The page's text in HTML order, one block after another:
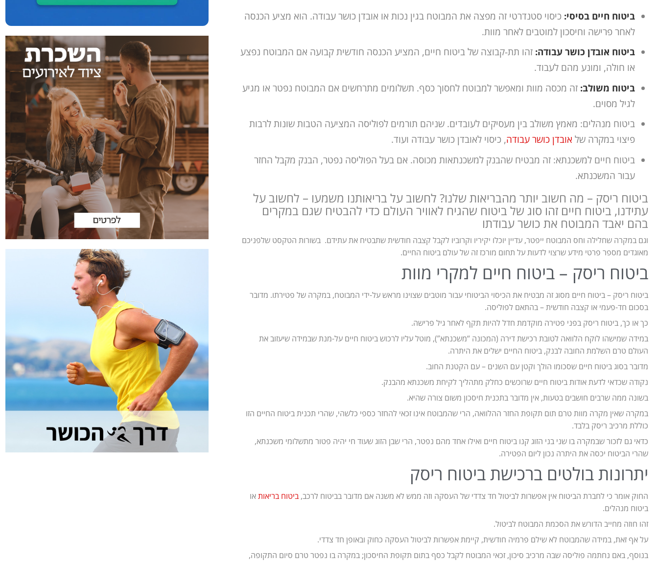
ביטוח חיים בסיסי: כיסוי סטנדרטי זה מפצה את המבוטח בגין נכות או אובדן כושר עבודה. הוא מציע הכנסה
לאחר פרישה וחיסכון למוטבים לאחר מוות.
ביטוח אובדן כושר עבודה: זהו תת-קבוצה של ביטוח חיים, המציע הכנסה חודשית קבועה אם המבוטח נפצע
או חולה, ומונע מהם לעבוד.
ביטוח משולב: זה מכסה מוות ומאפשר למבוטח לחסוך כסף. תשלומים מתרחשים אם המבוטח נפטר או מגיע
לגיל מסוים.
ביטוח מנהלים: מאמץ משולב בין מעסיקים לעובדים. שניהם תורמים לפוליסה המציעה הטבות שונות לרבות
פיצוי במקרה של אובדן כושר עבודה, כיסוי לאובדן כושר עבודה ועוד.
ביטוח חיים למשכנתא: זה מבטיח שהבנק למשכנתאות מכוסה. אם בעל הפוליסה נפטר, הבנק מקבל החזר
עבור המשכנתא.
ביטוח ריסק – מה חשוב יותר מהבריאות שלנו? לחשוב על בריאותנו משמעו – לחשוב על
עתידנו, ביטוח חיים זהו סוג של ביטוח שהגיח לאוויר העולם כדי להבטיח שגם במקרים
בהם יאבד המבוטח את כושר עבודתו
וגם במקרה שחלילה וחס המבוטח ייפטר, עדיין יוכלו יקיריו וקרוביו לקבל קצבה חודשית שתבטיח את עתידם. בשורות הטקסט שלפניכם
מאוגדים מספר פרטי מידע שרצוי לדעות על תחום מורכז זה של עולם ביטוח החיים.
ביטוח ריסק – ביטוח חיים למקרי מוות
ביטוח ריסק – ביטוח חיים מסוג זה מבטיח את הכיסוי הביטוחי עבור מוטבים שצוינו מראש על-ידי המבוטח, במקרה של פטירתו. מדובר
בסכום חד-פעמי או קצבה חודשית – בהתאם לפוליסה.
כך או כך, ביטוח ריסק בפני פטירה מוקדמת חדל להיות תקף לאחר גיל פרישה.
במידה שמישהו לוקח הלוואה לטובת רכישת דירה (המכונה “משכנתא”), מוטל עליו לרכוש ביטוח חיים על-מנת שבמידה שיעזוב את
העולם טרם השלמת החובה לבנק, ביטוח החיים ישלים את היתרה.
מדובר בסוג ביטוח חיים שסכומו הולך וקטן עם השנים – עם הקטנת החוב.
נקודה שכדאי לדעת אודות ביטוח חיים שרוכשים כחלק מתהליך לקיחת משכנתא מהבנק.
בשונה ממה שרבים חושבים בטעות, אין מדובר בתכנית חיסכון משום צורה שהיא.
במקרה שאין מקרה מוות טרם תום תקופת החזר ההלוואה, הרי שהמבוטח אינו זכאי להחזר כספי כלשהי, שהרי תכנית ביטוח החיים הזו
כוללת מרכיב ריסק בלבד.
כדאי גם לזכור שבמקרה בו שני בני הזוג קנו ביטוח חיים ואילו אחד מהם נפטר, הרי שבן הזוג שעוד חי יהיה פטור מתשלומי משכנתא,
שהרי הביטוח יכסה את היתרה נכון ליום הפטירה.
יתרונות בולטים ברכישת ביטוח ריסק
החוק אומר כי לחברת הביטוח אין אפשרות לביטול חד צדדי של העסקה וזה ממש לא משנה אם מדובר בביטוח לרכב, ביטוח בריאותאו
ביטוח מנהלים.
זהו חוזה מחייב הדורש את הסכמת המבוטח לביטול.
על אף זאת, במידה שהמבוטח לא שילם פרמיה חודשית, קיימת אפשרות לביטול העסקה כחוק ובאופן חד צדדי.
בנוסף, באם נחתמה פוליסה שבה מרכיב סיכון, זכאי המבוטח לקבל כסף בתום תקופת החיסכון; במקרה בו נפטר טרם סיום התקופה,